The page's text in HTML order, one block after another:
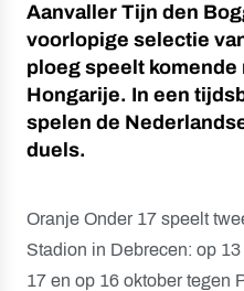
Aanvaller Tijn den
voorlopige selectie
ploeg speelt komende
Hongarije. In een
spelen de
duels.
Oranje Onder 17 speelt
Stadion in Debrecen: op
17 en op 16 oktober tegen